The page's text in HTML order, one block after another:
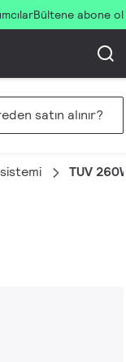
Bültene abone ol
satın alınır?
TUV